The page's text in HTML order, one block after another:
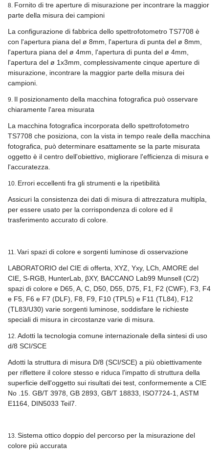
8. Fornito di tre aperture di misurazione per incontrare la maggior
parte della misura dei campioni
La configurazione di fabbrica dello spettrofotometro TS7708 è
con l'apertura piana del ø 8mm, l'apertura di punta del ø 8mm,
l'apertura piana del ø 4mm, l'apertura di punta del ø 4mm,
l'apertura del ø 1x3mm, complessivamente cinque aperture di
misurazione, incontrare la maggior parte della misura dei
campioni.
9. Il posizionamento della macchina fotografica può osservare
chiaramente l'area misurata
La macchina fotografica incorporata dello spettrofotometro
TS7708 che posiziona, con la vista in tempo reale della macchina
fotografica, può determinare esattamente se la parte misurata
oggetto è il centro dell'obiettivo, migliorare l'efficienza di misura e
l'accuratezza.
10. Errori eccellenti fra gli strumenti e la ripetibilità
Assicuri la consistenza dei dati di misura di attrezzatura multipla,
per essere usato per la corrispondenza di colore ed il
trasferimento accurato di colore.
11. Vari spazi di colore e sorgenti luminose di osservazione
LABORATORIO del CIE di offerta, XYZ, Yxy, LCh, AMORE del
CIE, S-RGB, HunterLab, βXY, BACCANO Lab99 Munsell (C/2)
spazi di colore e D65, A, C, D50, D55, D75, F1, F2 (CWF), F3, F4
e F5, F6 e F7 (DLF), F8, F9, F10 (TPL5) e F11 (TL84), F12
(TL83/U30) varie sorgenti luminose, soddisfare le richieste
speciali di misura in circostanze varie di misura.
12. Adotti la tecnologia comune internazionale della sintesi di uso
d/8 SCI/SCE
Adotti la struttura di misura D/8 (SCI/SCE) a più obiettivamente
per riflettere il colore stesso e riduca l'impatto di struttura della
superficie dell'oggetto sui risultati dei test, conformemente a CIE
No .15. GB/T 3978, GB 2893, GB/T 18833, ISO7724-1, ASTM
E1164, DIN5033 Teil7.
13. Sistema ottico doppio del percorso per la misurazione del
colore più accurata